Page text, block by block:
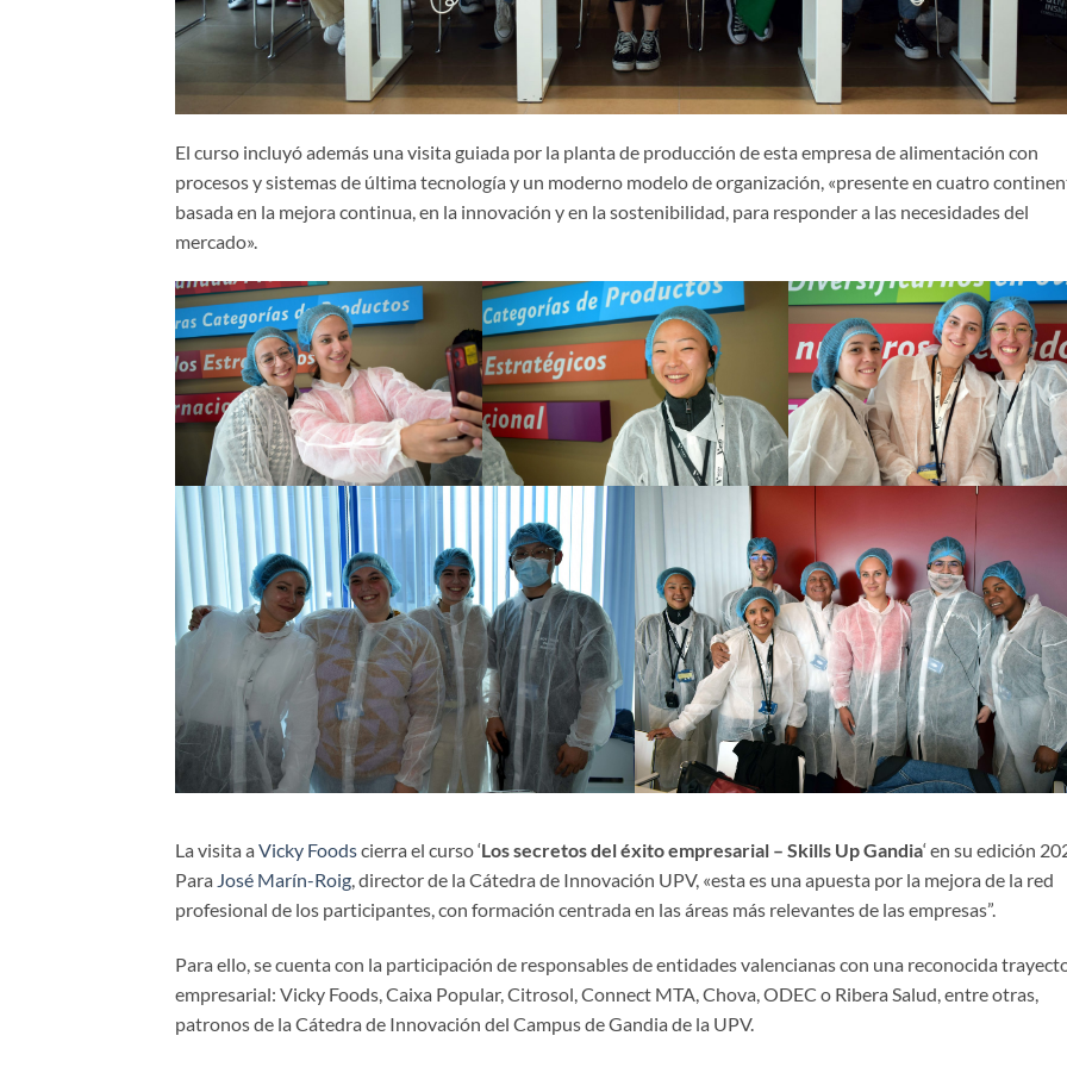
El curso incluyó además una visita guiada por la planta de producción de esta empresa de alimentación con
procesos y sistemas de última tecnología y un moderno modelo de organización, «presente en cuatro
basada en la mejora continua, en la innovación y en la sostenibilidad, para responder a las necesidades del
mercado».
La visita a Vicky Foodscierra el curso ‘Los secretos del éxito empresarial – Skills Up Gandia‘ en su edición
Para José Marín-Roig, director de la Cátedra de Innovación UPV, «esta es una apuesta por la mejora de la red
profesional de los participantes, con formación centrada en las áreas más relevantes de las empresas”.
Para ello, se cuenta con la participación de responsables de entidades valencianas con una reconocida
empresarial: Vicky Foods, Caixa Popular, Citrosol, Connect MTA, Chova, ODEC o Ribera Salud, entre otras,
patronos de la Cátedra de Innovación del Campus de Gandia de la UPV.